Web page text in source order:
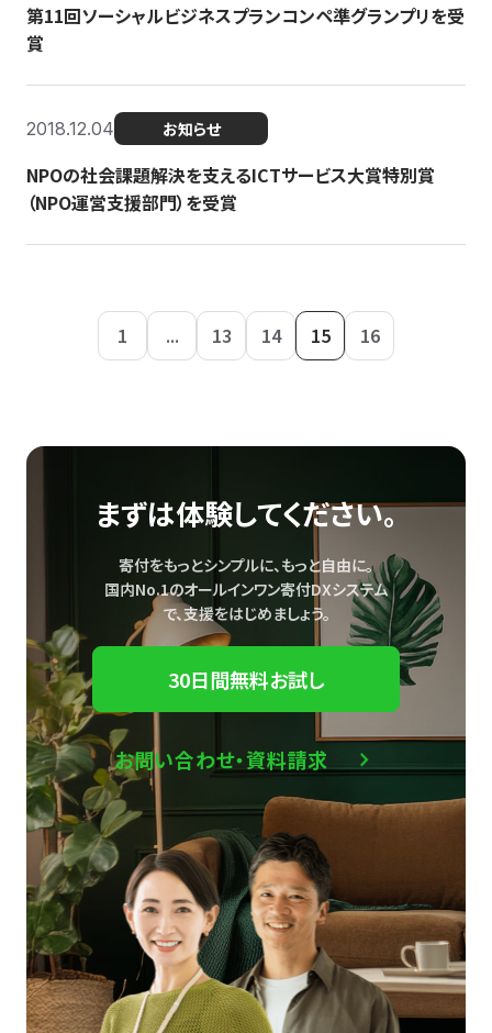
第11回ソーシャルビジネスプランコンペ準グランプリを受
賞
2018.12.04 お知らせ
NPOの社会課題解決を支えるICTサービス大賞特別賞
（NPO運営支援部門）を受賞
1 ... 13 14 15 16
まずは体験してください。
寄付をもっとシンプルに、もっと自由に。
国内No.1のオールインワン寄付DXシステム
で、支援をはじめましょう。
30日間無料お試し
お問い合わせ・資料請求